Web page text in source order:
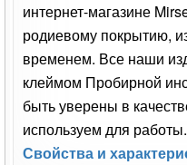
интернет-магазине
родиевому покрытию,
временем. Все наши
клеймом Пробирной
быть уверены в
используем для работы.
Свойства и